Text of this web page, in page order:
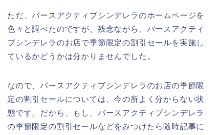
ただ、バースアクティブシンデレラのホームページを
色々と調べたのですが、残念ながら、バースアクティ
ブシンデレラのお店で季節限定の割引セールを実施し
ているかどうかは分かりませんでした。
なので、バースアクティブシンデレラのお店の季節限
定の割引セールについては、今の所よく分からない状
態です。だから、もし、バースアクティブシンデレラ
の季節限定の割引セールなどをみつけたら随時記事に